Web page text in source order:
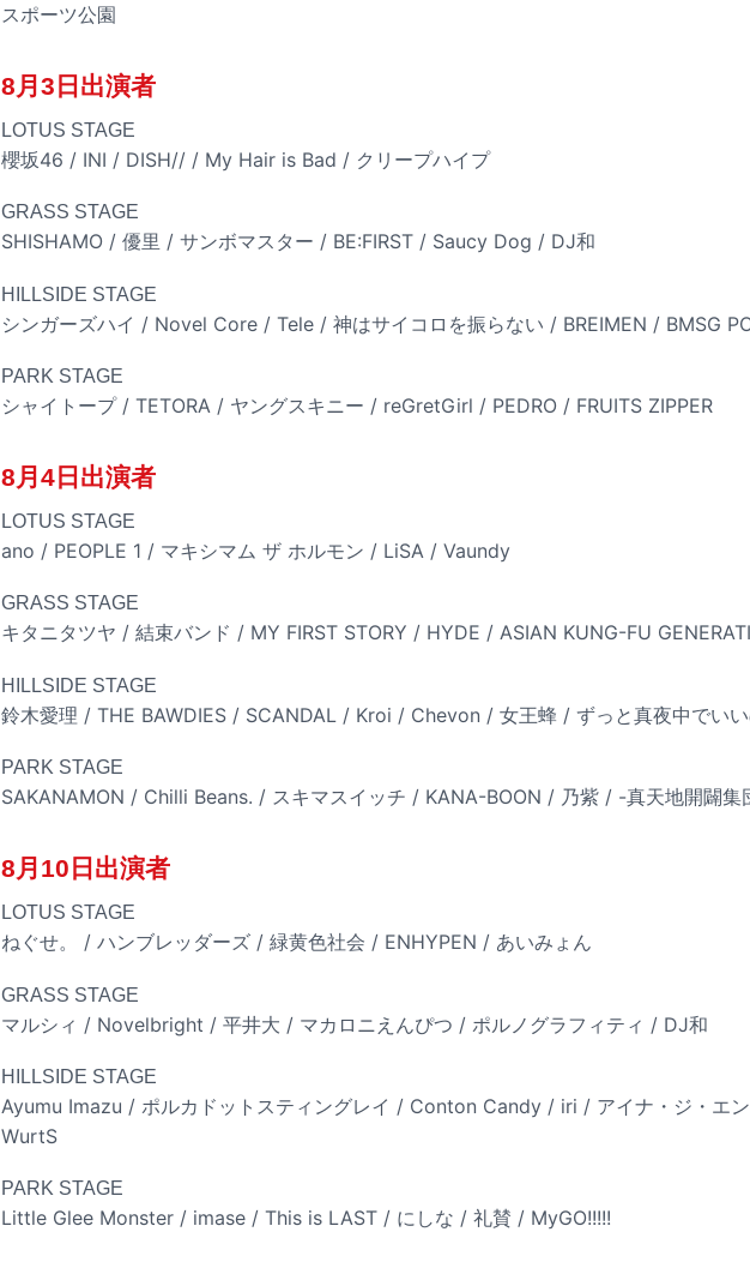
スポーツ公園
8月3日出演者
LOTUS STAGE
櫻坂46 / INI / DISH// / My Hair is Bad / クリープハイプ
GRASS STAGE
SHISHAMO / 優里 / サンボマスター / BE:FIRST / Saucy Dog / DJ和
HILLSIDE STAGE
シンガーズハイ / Novel Core / Tele / 神はサイコロを振らない / BREIMEN / BMSG
PARK STAGE
シャイトープ / TETORA / ヤングスキニー / reGretGirl / PEDRO / FRUITS ZIPPER
8月4日出演者
LOTUS STAGE
ano / PEOPLE 1 / マキシマム ザ ホルモン / LiSA / Vaundy
GRASS STAGE
キタニタツヤ / 結束バンド / MY FIRST STORY / HYDE / ASIAN KUNG-FU
HILLSIDE STAGE
鈴木愛理 / THE BAWDIES / SCANDAL / Kroi / Chevon / 女王蜂 / ずっと真夜中でいい
PARK STAGE
SAKANAMON / Chilli Beans. / スキマスイッチ / KANA-BOON / 乃紫 / -真天地開闢集
8月10日出演者
LOTUS STAGE
ねぐせ。 / ハンブレッダーズ / 緑黄色社会 / ENHYPEN / あいみょん
GRASS STAGE
マルシィ / Novelbright / 平井大 / マカロニえんぴつ / ポルノグラフィティ / DJ和
HILLSIDE STAGE
Ayumu Imazu / ポルカドットスティングレイ / Conton Candy / iri / アイナ・ジ・エ
WurtS
PARK STAGE
Little Glee Monster / imase / This is LAST / にしな / 礼賛 / MyGO!!!!!